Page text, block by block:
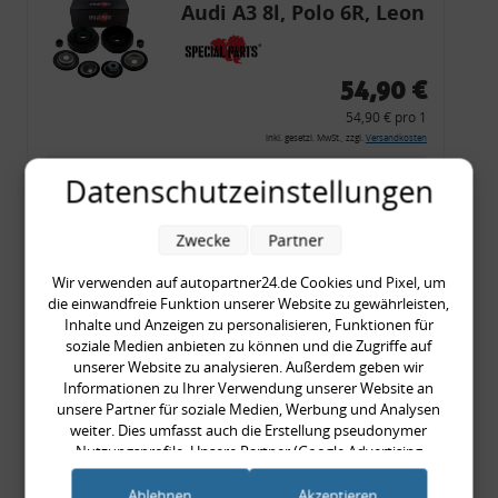
Audi A3 8l, Polo 6R, Leon
54,90 €
54,90 € pro 1
inkl. gesetzl. MwSt., zzgl. Versandkosten
Merkzettel
Rückleuchtenband mit
Blinker, rot, US-Ecken,
Audi 80 Cabrio, Typ 89,
OE-Nr.: 8G0945225 +
8G0945225C
999,99 €
999,99 € pro 1
Datenschutzeinstellungen
Wir verwenden auf autopartner24.de Cookies und Pixel, um
die einwandfreie Funktion unserer Website zu gewährleisten,
Inhalte und Anzeigen zu personalisieren, Funktionen für
soziale Medien anbieten zu können und die Zugriffe auf
unserer Website zu analysieren. Außerdem geben wir
Informationen zu Ihrer Verwendung unserer Website an
unsere Partner für soziale Medien, Werbung und Analysen
weiter. Dies umfasst auch die Erstellung pseudonymer
Nutzungsprofile. Unsere Partner (Google Advertising
Products) führen diese Informationen möglicherweise mit
weiteren Daten zusammen, die Sie ihnen bereitgestellt haben
Zwecke Partner